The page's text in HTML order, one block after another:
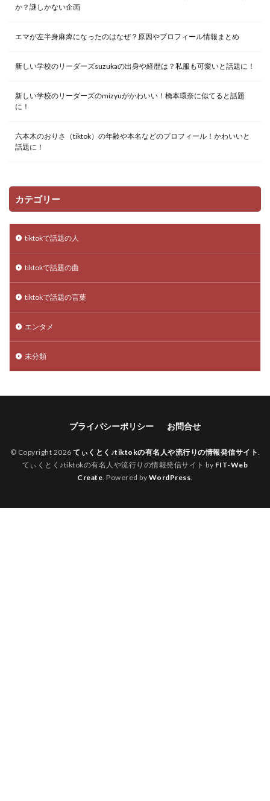
か？謎しかない企画
エマが左半身麻痺になったのはなぜ？原因やプロフィール情報まとめ
新しい学校のリーダーズsuzukaの出身や経歴は？私服も可愛いと話題に！
新しい学校のリーダーズのmizyuがかわいい！橋本環奈に似てると話題
に！
六本木のおりさ（tiktok）の年齢や本名などのプロフィール！かわいいと
話題に！
カテゴリー
tiktokで話題の人
tiktokで話題の曲
tiktokで話題の言葉
エンタメ
未分類
プライバシーポリシー お問合せ
© Copyright 2026 てぃくとく♪tiktokの有名人や流行りの情報発信サイト.
てぃくとく♪tiktokの有名人や流行りの情報発信サイト by FIT-Web
Create. Powered by WordPress.